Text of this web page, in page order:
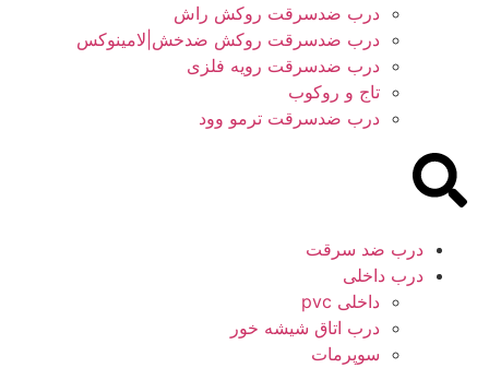
درب ضدسرقت روکش راش
درب ضدسرقت روکش ضدخش|لامینوکس
درب ضدسرقت رویه فلزی
تاج و روکوب
درب ضدسرقت ترمو وود
درب ضد سرقت
درب داخلی
داخلی pvc
درب اتاق شیشه خور
سوپرمات